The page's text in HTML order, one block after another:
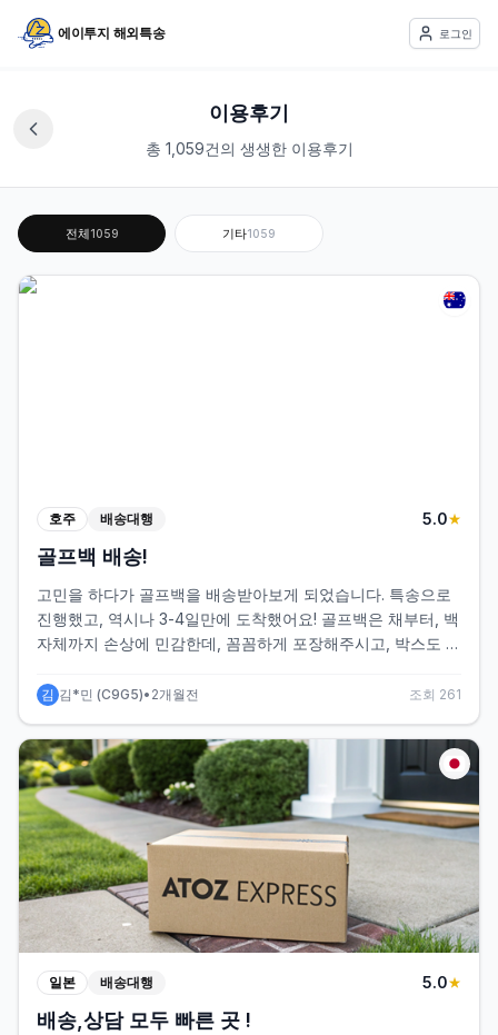
에이투지 해외특송 로그인
이용후기
총 1,059건의 생생한 이용후기
전체1059 기타1059
호주 배송대행 5.0★
골프백 배송!
고민을 하다가 골프백을 배송받아보게 되었습니다. 특송으로
진행했고, 역시나 3-4일만에 도착했어요! 골프백은 채부터, 백
자체까지 손상에 민감한데, 꼼꼼하게 포장해주시고, 박스도 전
김 김*민 (C9G5)• 2개월전 조회 261
일본 배송대행 5.0★
배송,상담 모두 빠른 곳 !